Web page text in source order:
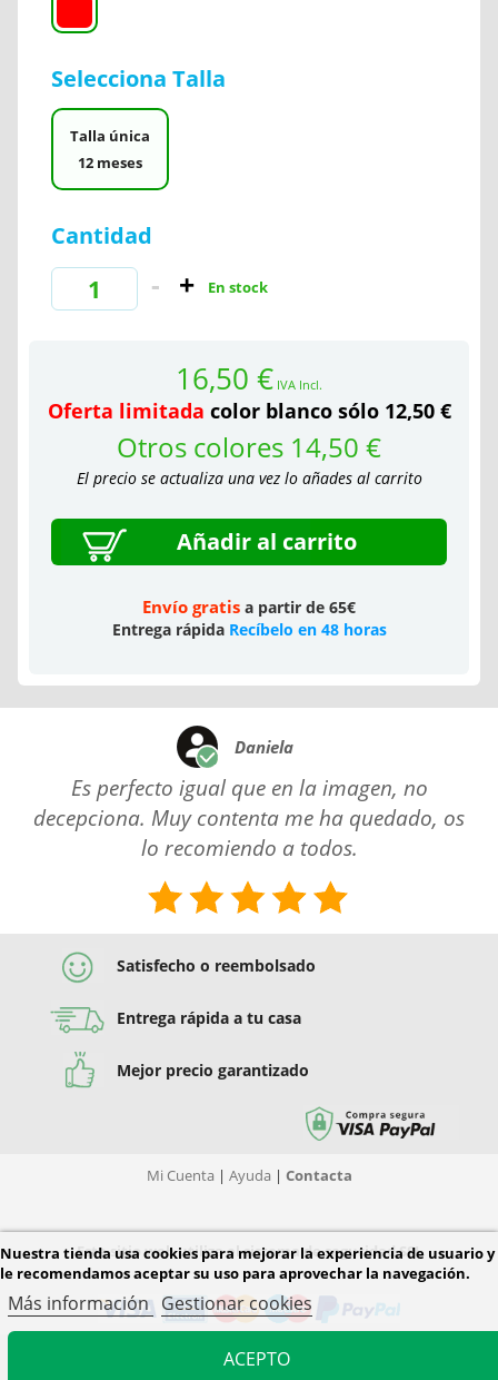
Nuestra tienda usa cookies para mejorar la experiencia de usuario y
le recomendamos aceptar su uso para aprovechar la navegación.
Más información Gestionar cookies
ACEPTO
Selecciona Talla
Talla única
12 meses
Cantidad
En stock
16,50 € IVA Incl.
Oferta limitada color blanco sólo 12,50 €
Otros colores 14,50 €
El precio se actualiza una vez lo añades al carrito
Añadir al carrito
Envío gratis a partir de 65€
Entrega rápida Recíbelo en 48 horas
Daniela
Es perfecto igual que en la imagen, no
decepciona. Muy contenta me ha quedado, os
lo recomiendo a todos.
Satisfecho o reembolsado
Entrega rápida a tu casa
Mejor precio garantizado
Mi Cuenta | Ayuda | Contacta
Este sitio web utiliza el sistema de seguridad SSL
© 2026 Diver Tiendas. Todos los derechos reservados.